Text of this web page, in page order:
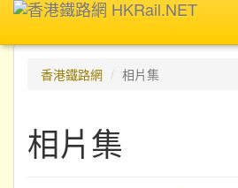
香港鐵路網
相片集
相片集